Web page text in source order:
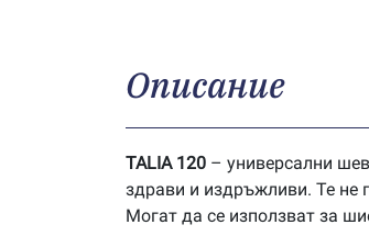
Описание
TALIA 120 – универсални
здрави и издръжливи. Те не
Могат да се използват за